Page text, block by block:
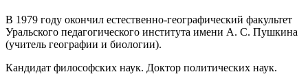
В 1979 году окончил естественно-географический факультет
Уральского педагогического института имени А. С. Пушкина
(учитель географии и биологии).
Кандидат философских наук. Доктор политических наук.